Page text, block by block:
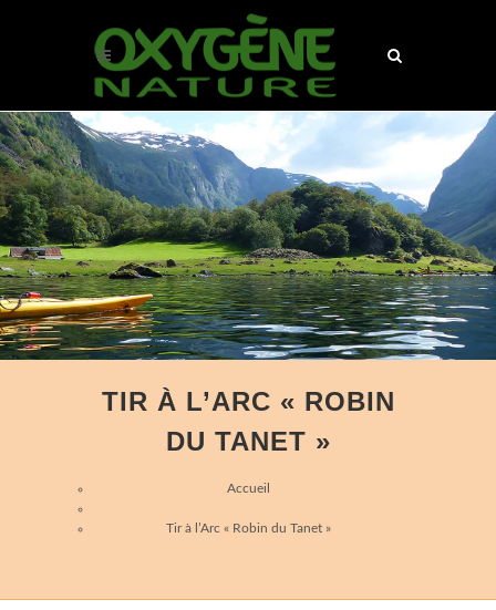
TIR À L’ARC « ROBIN
DU TANET »
Accueil
Tir à l’Arc « Robin du Tanet »